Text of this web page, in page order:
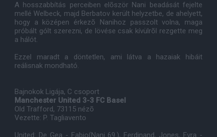
A hosszabbítás perceiben elõször Nani beadását fejelte
mellé Welbeck, majd Berbatov került helyzetbe, de ahelyett,
hogy a középen érkezõ Nanihoz passzolt volna, maga
próbált gólt szerezni, de lövése csak kívülrõl rezgette meg
a hálót.
Ezzel maradt a döntetlen, ami látva a hazaiak hibáit
reálisnak mondható.
Bajnokok Ligája, C csoport
Manchester United 3-3 FC Basel
Old Trafford, 73115 nézõ
Vezette: P. Tagliavento‎
United: De Gea - Fabio(Nani 69.), Ferdinand, Jones, Evra -